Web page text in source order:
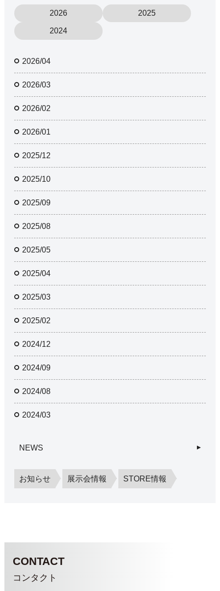
2026 2025
2024
2026/04
2026/03
2026/02
2026/01
2025/12
2025/10
2025/09
2025/08
2025/05
2025/04
2025/03
2025/02
2024/12
2024/09
2024/08
2024/03
NEWS
お知らせ 展示会情報 STORE情報
CONTACT
コンタクト